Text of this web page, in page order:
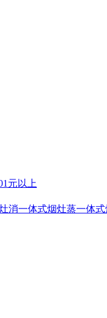
元以上
消一体式烟灶蒸一体